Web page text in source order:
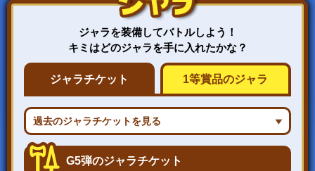
お客様相談室
プレスリリース
ジャラを装備してバトルしよう！
キミはどのジャラを手に入れたかな？
ジャラチケット 1等賞品のジャラ
過去のジャラチケットを見る
G5弾のジャラチケット